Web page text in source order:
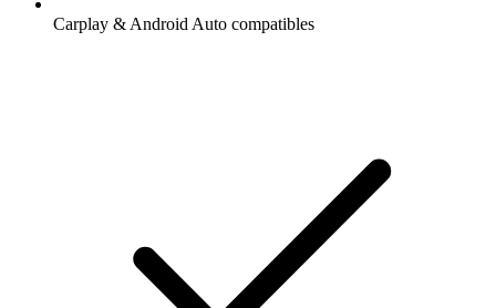
Carplay & Android Auto compatibles